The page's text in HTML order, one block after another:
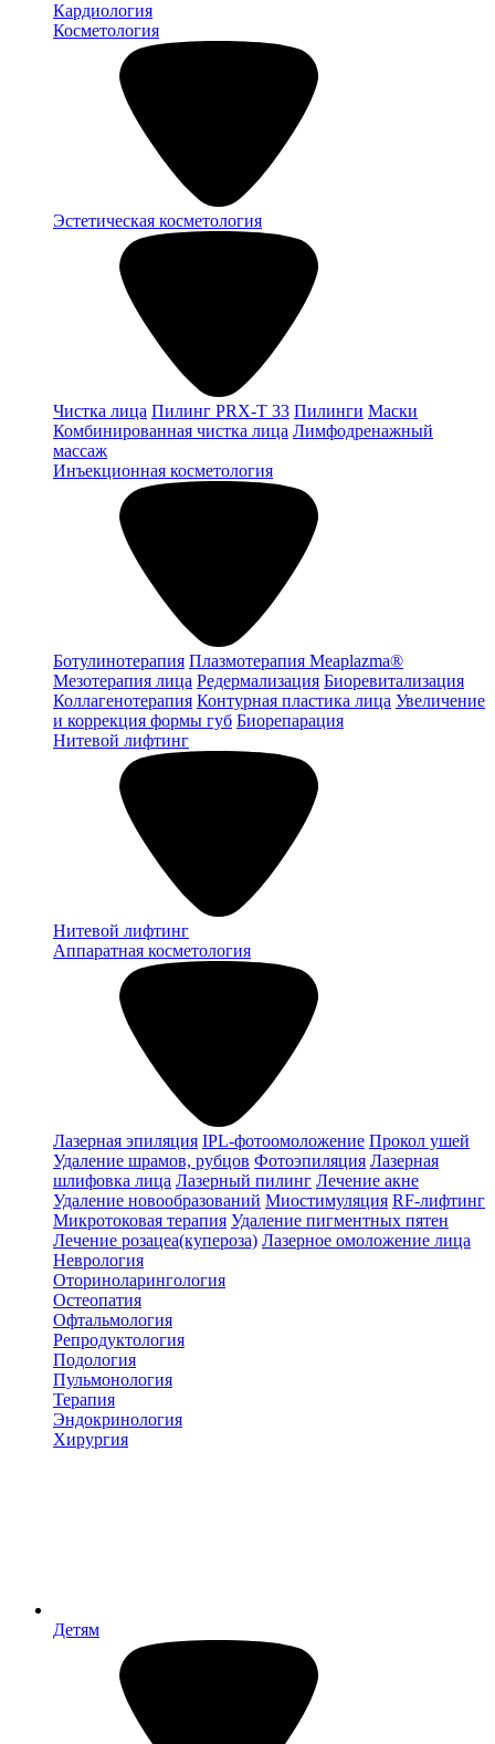
Кардиология
Косметология
Эстетическая косметология
Чистка лица Пилинг PRX-T 33 Пилинги Маски
Комбинированная чистка лица Лимфодренажный
массаж
Инъекционная косметология
Ботулинотерапия Плазмотерапия Meaplazma®
Мезотерапия лица Редермализация Биоревитализация
Коллагенотерапия Контурная пластика лица Увеличение
и коррекция формы губ Биорепарация
Нитевой лифтинг
Нитевой лифтинг
Аппаратная косметология
Лазерная эпиляция IPL-фотоомоложение Прокол ушей
Удаление шрамов, рубцов Фотоэпиляция Лазерная
шлифовка лица Лазерный пилинг Лечение акне
Удаление новообразований Миостимуляция RF-лифтинг
Микротоковая терапия Удаление пигментных пятен
Лечение розацеа(купероза) Лазерное омоложение лица
Неврология
Оториноларингология
Остеопатия
Офтальмология
Репродуктология
Подология
Пульмонология
Терапия
Эндокринология
Хирургия
Детям